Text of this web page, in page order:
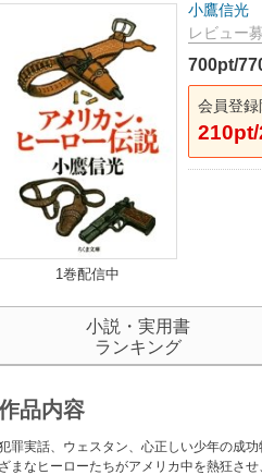
1巻配信中
小鷹信光
レビュー
700pt/
会員登
210pt/
小説・実用書
ランキング
品内容
罪実話、ウェスタン、心正しい少年の成
ざまなヒーローたちがアメリカ中を熱狂さ